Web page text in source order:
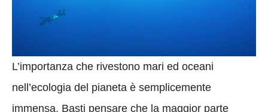
L’importanza che rivestono mari ed oceani
nell’ecologia del pianeta è semplicemente
immensa. Basti pensare che la maggior parte